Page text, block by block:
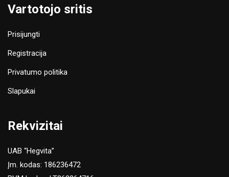
Vartotojo sritis
Prisijungti
Registracija
Privatumo politika
Slapukai
Rekvizitai
UAB “Hegvita”
Įm. kodas: 186236472